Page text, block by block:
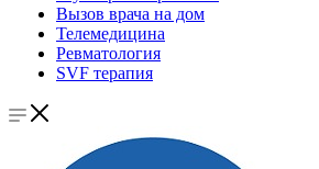
Вызов врача на дом
Телемедицина
Ревматология
SVF терапия